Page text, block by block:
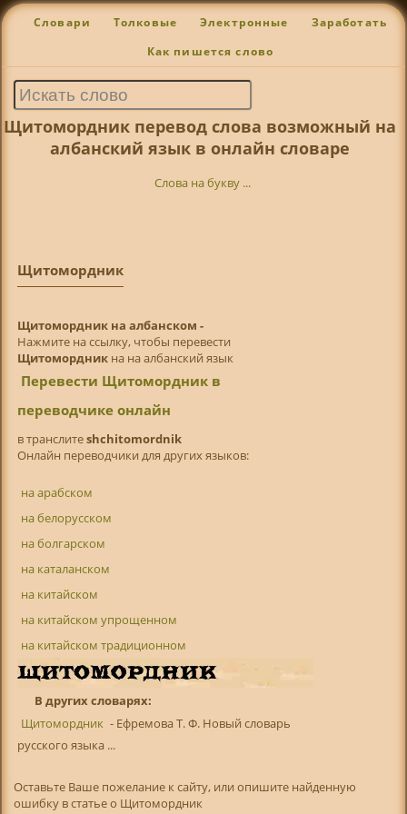
Словари Толковые Электронные Заработать
Как пишется слово
Щитомордник перевод слова возможный на
албанский язык в онлайн словаре
Слова на букву ...
Щитомордник
Щитомордник на албанском -
Нажмите на ссылку, чтобы перевести
Щитомордникна на албанский язык
Перевести Щитомордник в
переводчике онлайн
в транслитeshchitomordnik
Онлайн переводчики для других языков:
на арабском
на белорусском
на болгарском
на каталанском
на китайском
на китайском упрощенном
на китайском традиционном
В других словарях:
Щитомордник - Ефремова Т. Ф. Новый словарь
русского языка ...
Оставьте Ваше пожелание к сайту, или опишите найденную
ошибку в статье о Щитомордник